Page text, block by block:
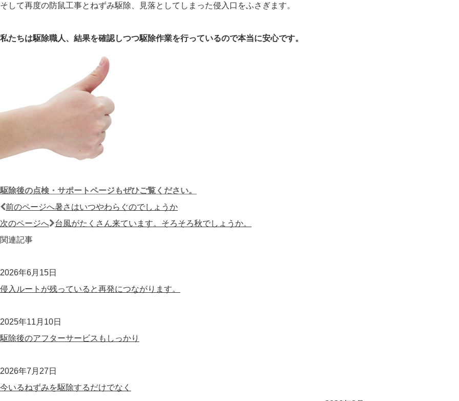
そして再度の防鼠工事とねずみ駆除、見落としてしまった侵入口をふさぎます。
私たちは駆除職人、結果を確認しつつ駆除作業を行っているので本当に安心です。
駆除後の点検・サポートページもぜひご覧ください。
投
稿
ナ
ゲ
ー
ョ
ン
前のページへ暑さはいつやわらぐのでしょうか
次のページへ
台風がたくさん来ています。そろそろ秋でしょうか。
関連記事
2026年6月15日
侵入ルートが残っていると再発につながります。
2025年11月10日
駆除後のアフターサービスもしっかり
2026年7月27日
今いるねずみを駆除するだけでなく